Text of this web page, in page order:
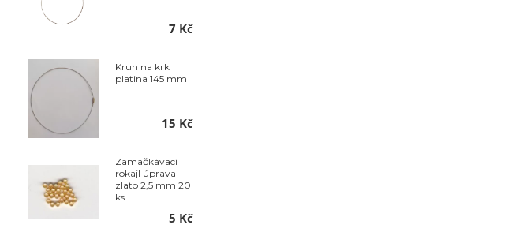
7 Kč
Kruh na krk
platina 145 mm
15 Kč
Zamačkávací
rokajl úprava
zlato 2,5 mm 20
ks
5 Kč